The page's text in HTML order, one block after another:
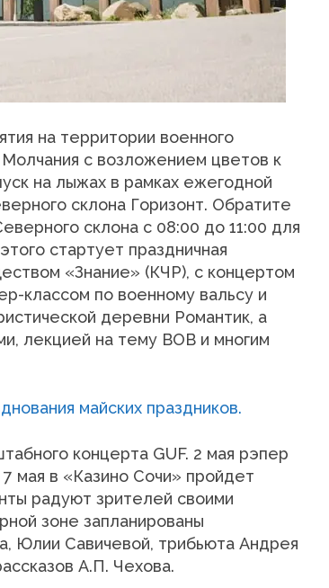
на территории военного
с возложением цветов к
на лыжах в рамках ежегодной
склона Горизонт. Обратите
склона с 08:00 до 11:00 для
стартует праздничная
«Знание» (КЧР), с концертом
классом по военному вальсу и
деревни Романтик, а
лекцией на тему ВОВ и многим
концерта GUF. 2 мая рэпер
мая в «Казино Сочи» пройдет
радуют зрителей своими
зоне запланированы
Юлии Савичевой, трибьюта Андрея
А.П. Чехова.